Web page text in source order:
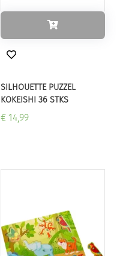
SILHOUETTE PUZZEL
KOKEISHI 36 STKS
€ 14,99